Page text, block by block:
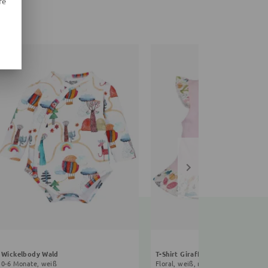
Wickelbody Wald
0-6 Monate, weiß
T-Shirt Giraffe
Floral, weiß, rosa